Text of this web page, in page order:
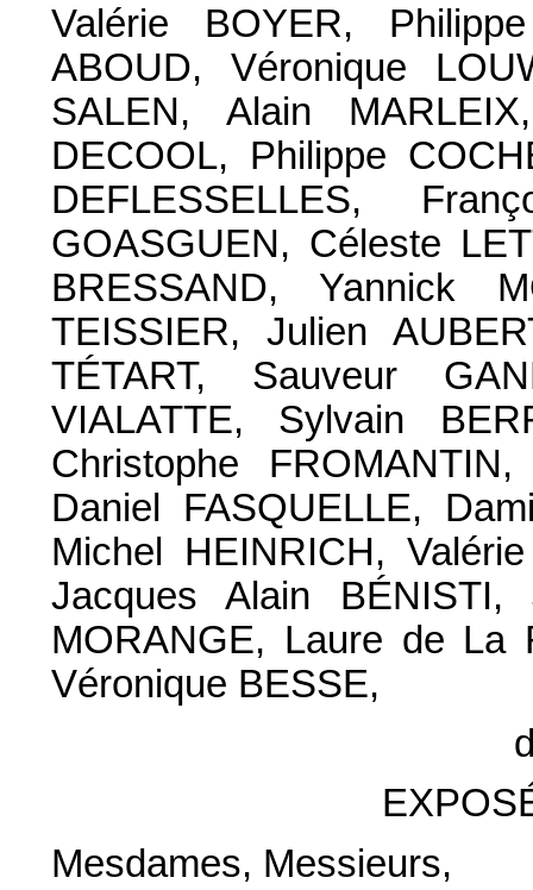
Valérie BOYER,
ABOUD, Véronique
SALEN, Alain
DECOOL, Philippe
DEFLESSELLES,
GOASGUEN, Céleste
BRESSAND, Yannick
TEISSIER, Julien
TÉTART, Sauveur
VIALATTE, Sylvain
Christophe
Daniel FASQUELLE,
Michel HEINRICH,
Jacques Alain BÉNISTI,
MORANGE, Laure de La
Véronique BESSE,
Mesdames, Messieurs,